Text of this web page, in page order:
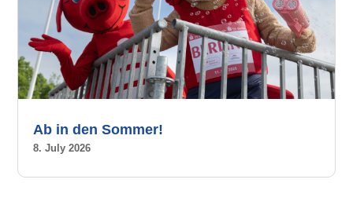
Ab in den Sommer!
8. July 2026